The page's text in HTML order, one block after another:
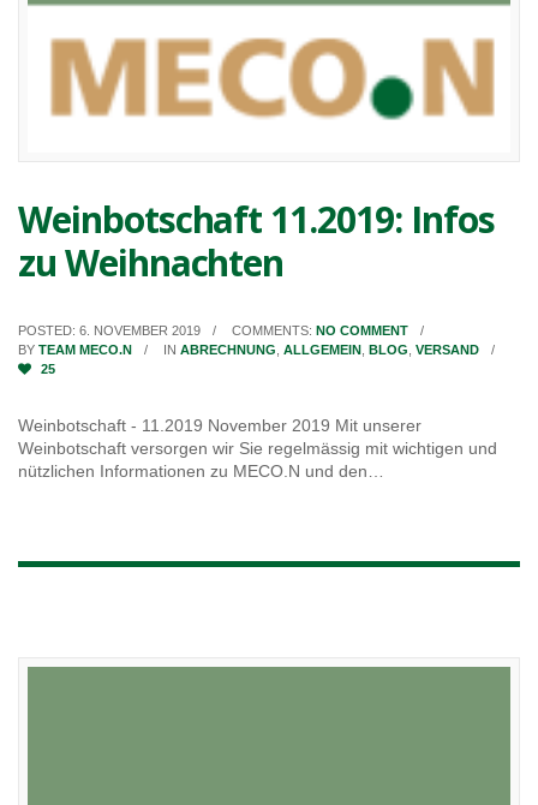
Weinbotschaft 11.2019: Infos
zu Weihnachten
POSTED: 6. NOVEMBER 2019 COMMENTS: NO COMMENT
BY TEAM MECO.N IN ABRECHNUNG ALLGEMEIN BLOG VERSAND
25
Weinbotschaft - 11.2019 November 2019 Mit unserer
Weinbotschaft versorgen wir Sie regelmässig mit wichtigen und
nützlichen Informationen zu MECO.N und den…